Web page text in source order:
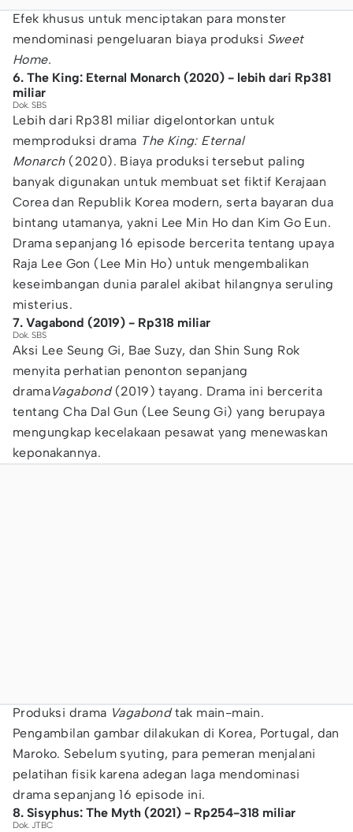
Efek khusus untuk menciptakan para monster
mendominasi pengeluaran biaya produksi Sweet
Home.
6. The King: Eternal Monarch (2020) - lebih dari Rp381
miliar
Dok. SBS
Lebih dari Rp381 miliar digelontorkan untuk
memproduksi drama The King: Eternal
Monarch (2020). Biaya produksi tersebut paling
banyak digunakan untuk membuat set fiktif Kerajaan
Corea dan Republik Korea modern, serta bayaran dua
bintang utamanya, yakni Lee Min Ho dan Kim Go Eun.
Drama sepanjang 16 episode bercerita tentang upaya
Raja Lee Gon (Lee Min Ho) untuk mengembalikan
keseimbangan dunia paralel akibat hilangnya seruling
misterius.
7. Vagabond (2019) - Rp318 miliar
Dok. SBS
Aksi Lee Seung Gi, Bae Suzy, dan Shin Sung Rok
menyita perhatian penonton sepanjang
dramaVagabond (2019) tayang. Drama ini bercerita
tentang Cha Dal Gun (Lee Seung Gi) yang berupaya
mengungkap kecelakaan pesawat yang menewaskan
keponakannya.
Produksi drama Vagabondtak main-main.
Pengambilan gambar dilakukan di Korea, Portugal, dan
Maroko. Sebelum syuting, para pemeran menjalani
pelatihan fisik karena adegan laga mendominasi
drama sepanjang 16 episode ini.
8. Sisyphus: The Myth (2021) - Rp254-318 miliar
Dok. JTBC